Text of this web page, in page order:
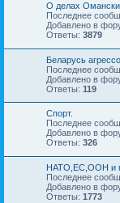
О делах
Последнее
Добавлено в
Ответы: 3879
Беларусь
Последнее
Добавлено в
Ответы: 119
Спорт.
Последнее
Добавлено в
Ответы: 326
НАТО,ЕС,ООН и
Последнее
Добавлено в
Ответы: 1773